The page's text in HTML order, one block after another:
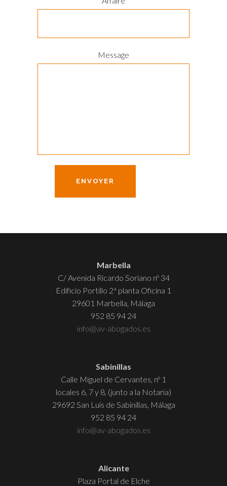
Message
Marbella
C/ Avenida Ricardo Soriano nº 34
Edificio Portillo 2ª planta Oficina 1
29601 Marbella, Málaga
952 85 94 24
info@av-abogados.es
Sabinillas
Calle Miguel de Cervantes, nº 1
locales 6, 7 y 8, (junto a la Notaria)
29692 San Luis de Sabinillas, Málaga
952 85 94 24
info@av-abogados.es
Alicante
Plaza Portal de Elche